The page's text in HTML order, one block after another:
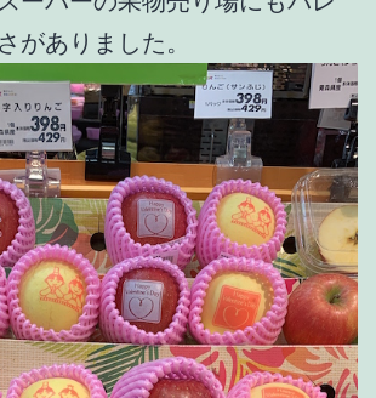
がありました。